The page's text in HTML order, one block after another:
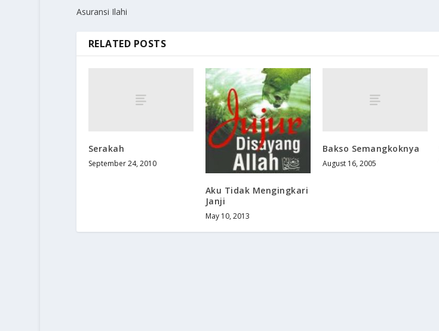
Asuransi Ilahi
RELATED POSTS
Serakah
September 24, 2010
Aku Tidak Mengingkari
Janji
May 10, 2013
Bakso Semangkoknya
August 16, 2005